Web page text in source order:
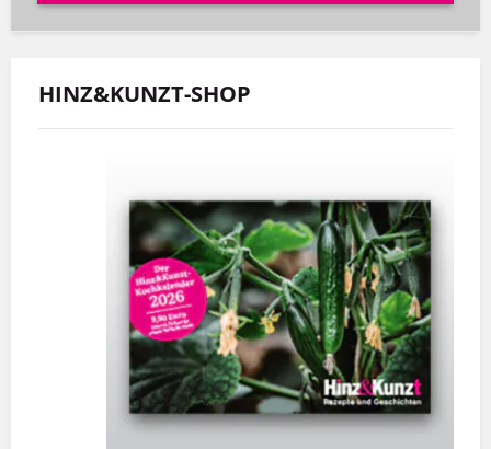
HINZ&KUNZT-SHOP